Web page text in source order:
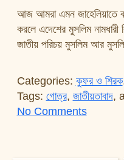
আজ আমরা এমন জাহেলিয়াতে
করলে এদেশের মুসলিম
জাতীয় পরিচয় মুসলিম আর
Categories: কুফর ও শিরক
Tags: গোত্র, জাতীয়তাবাদ,
No Commentson